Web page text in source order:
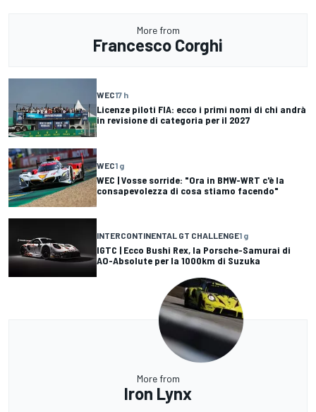
More from
Francesco Corghi
WEC17 h
Licenze piloti FIA: ecco i primi nomi di chi andrà
in revisione di categoria per il 2027
WEC1 g
WEC | Vosse sorride: "Ora in BMW-WRT c'è la
consapevolezza di cosa stiamo facendo"
INTERCONTINENTAL GT CHALLENGE1 g
IGTC | Ecco Bushi Rex, la Porsche-Samurai di
AO-Absolute per la 1000km di Suzuka
More from
Iron Lynx